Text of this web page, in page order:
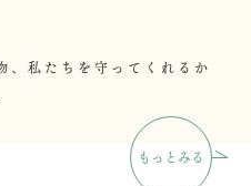
、私たちを守ってくれる か
もっとみる